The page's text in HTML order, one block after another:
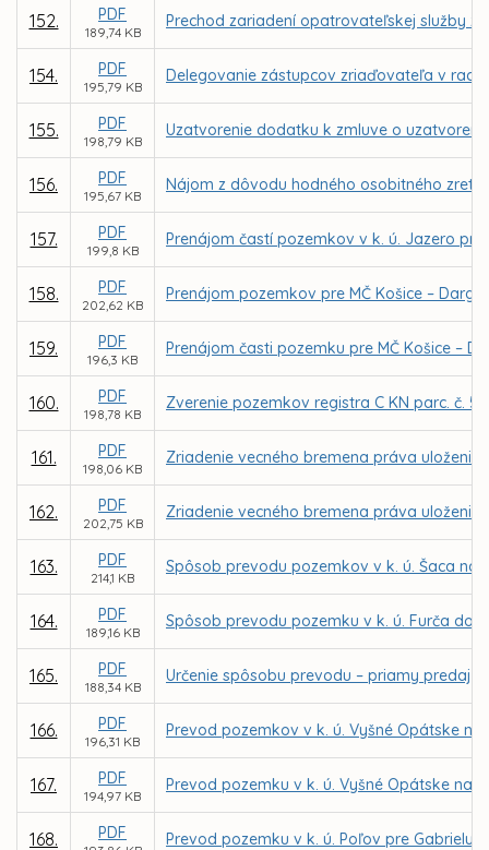
152. PDF
189,74 KB
Prechod zariadení opatrovateľskej služby
154. PDF
195,79 KB
Delegovanie zástupcov zriaďovateľa v
155. PDF
198,79 KB
Uzatvorenie dodatku k zmluve o
156. PDF
195,67 KB
Nájom z dôvodu hodného osobitného
157. PDF
199,8 KB
Prenájom častí pozemkov v k. ú. Jazero
158. PDF
202,62 KB
Prenájom pozemkov pre MČ Košice –
159. PDF
196,3 KB
Prenájom časti pozemku pre MČ Košice –
160. PDF
198,78 KB
Zverenie pozemkov registra C KN parc. č.
161. PDF
198,06 KB
Zriadenie vecného bremena práva
162. PDF
202,75 KB
Zriadenie vecného bremena práva
163. PDF
214,1 KB
Spôsob prevodu pozemkov v k. ú. Šaca na
164. PDF
189,16 KB
Spôsob prevodu pozemku v k. ú. Furča
165. PDF
188,34 KB
Určenie spôsobu prevodu – priamy predaj
166. PDF
196,31 KB
Prevod pozemkov v k. ú. Vyšné Opátske
167. PDF
194,97 KB
Prevod pozemku v k. ú. Vyšné Opátske na
168. PDF Prevod pozemku v k. ú. Poľov pre Gabrielu